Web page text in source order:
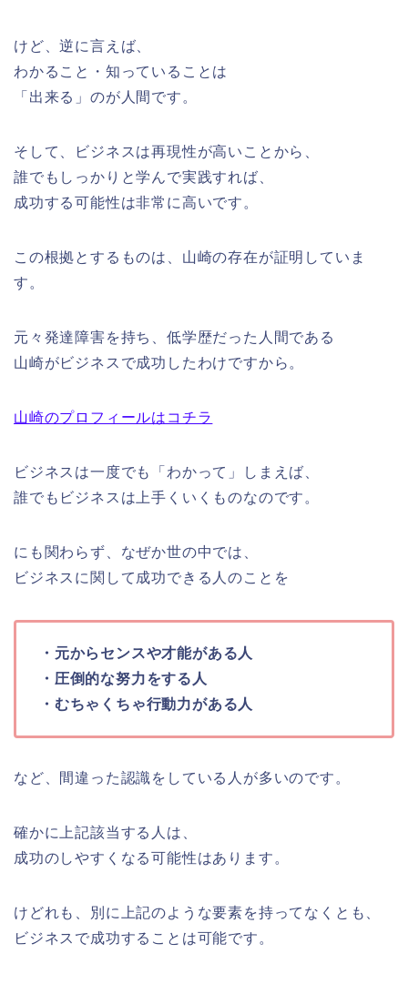
けど、逆に言えば、
わかること・知っていることは
「出来る」のが人間です。
そして、ビジネスは再現性が高いことから、
誰でもしっかりと学んで実践すれば、
成功する可能性は非常に高いです。
この根拠とするものは、山崎の存在が証明していま
す。
元々発達障害を持ち、低学歴だった人間である
山崎がビジネスで成功したわけですから。
山崎のプロフィールはコチラ
ビジネスは一度でも「わかって」しまえば、
誰でもビジネスは上手くいくものなのです。
にも関わらず、なぜか世の中では、
ビジネスに関して成功できる人のことを
・元からセンスや才能がある人
・圧倒的な努力をする人
・むちゃくちゃ行動力がある人
など、間違った認識をしている人が多いのです。
確かに上記該当する人は、
成功のしやすくなる可能性はあります。
けどれも、別に上記のような要素を持ってなくとも、
ビジネスで成功することは可能です。